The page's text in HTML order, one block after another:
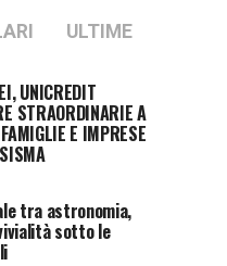
ULTIME
UNICREDIT
STRAORDINARIE A
E IMPRESE
tra astronomia,
sotto le